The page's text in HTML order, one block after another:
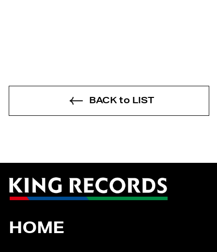
BACK to LIST
HOME